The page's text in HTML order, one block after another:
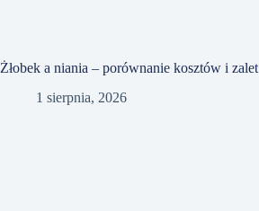
Żłobek a niania – porównanie kosztów i zalet
1 sierpnia, 2026